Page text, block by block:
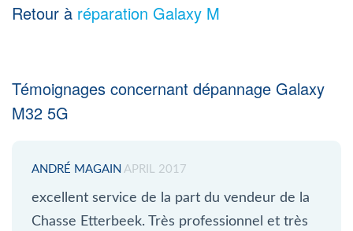
Retour à réparation Galaxy M
Témoignages concernant dépannage Galaxy
M32 5G
ANDRÉ MAGAIN APRIL 2017
excellent service de la part du vendeur de la
Chasse Etterbeek. Très professionnel et très